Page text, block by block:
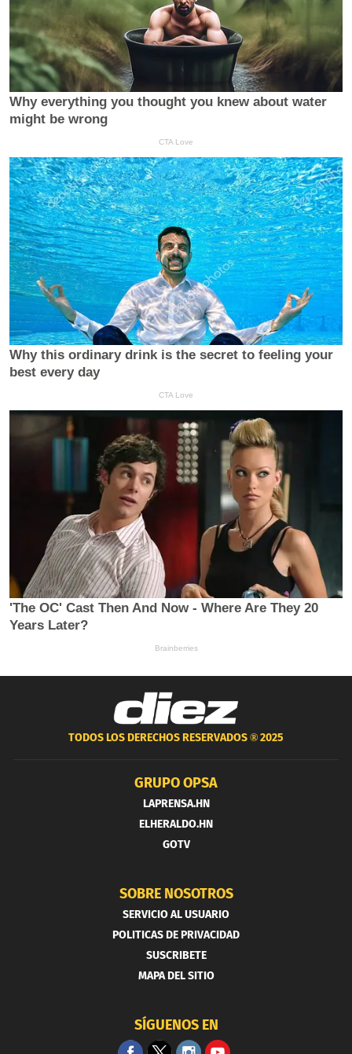
TODOS LOS DERECHOS RESERVADOS ®2025
GRUPO OPSA
LAPRENSA.HN
ELHERALDO.HN
GOTV
SOBRE NOSOTROS
SERVICIO AL USUARIO
POLITICAS DE PRIVACIDAD
SUSCRIBETE
MAPA DEL SITIO
SÍGUENOS EN